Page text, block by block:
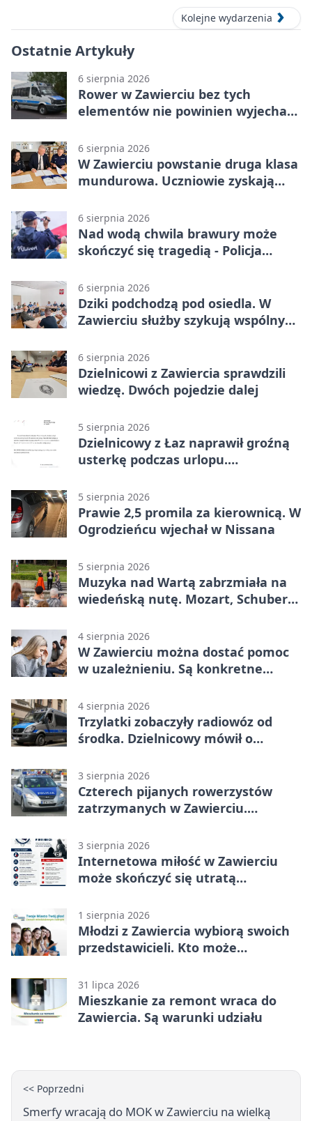
Kolejne wydarzenia
Ostatnie Artykuły
6 sierpnia 2026
Rower w Zawierciu bez tych
elementów nie powinien wyjechać
6 sierpnia 2026
W Zawierciu powstanie druga klasa
mundurowa. Uczniowie zyskają
6 sierpnia 2026
Nad wodą chwila brawury może
skończyć się tragedią - Policja
6 sierpnia 2026
Dziki podchodzą pod osiedla. W
Zawierciu służby szykują wspólny
6 sierpnia 2026
Dzielnicowi z Zawiercia sprawdzili
wiedzę. Dwóch pojedzie dalej
5 sierpnia 2026
Dzielnicowy z Łaz naprawił groźną
usterkę podczas urlopu.
5 sierpnia 2026
Prawie 2,5 promila za kierownicą. W
Ogrodzieńcu wjechał w Nissana
5 sierpnia 2026
Muzyka nad Wartą zabrzmiała na
wiedeńską nutę. Mozart, Schubert i
4 sierpnia 2026
W Zawierciu można dostać pomoc
w uzależnieniu. Są konkretne
4 sierpnia 2026
Trzylatki zobaczyły radiowóz od
środka. Dzielnicowy mówił o
3 sierpnia 2026
Czterech pijanych rowerzystów
zatrzymanych w Zawierciu.
3 sierpnia 2026
Internetowa miłość w Zawierciu
może skończyć się utratą
1 sierpnia 2026
Młodzi z Zawiercia wybiorą swoich
przedstawicieli. Kto może
31 lipca 2026
Mieszkanie za remont wraca do
Zawiercia. Są warunki udziału
<< Poprzedni
Smerfy wracają do MOK w Zawierciu na wielką